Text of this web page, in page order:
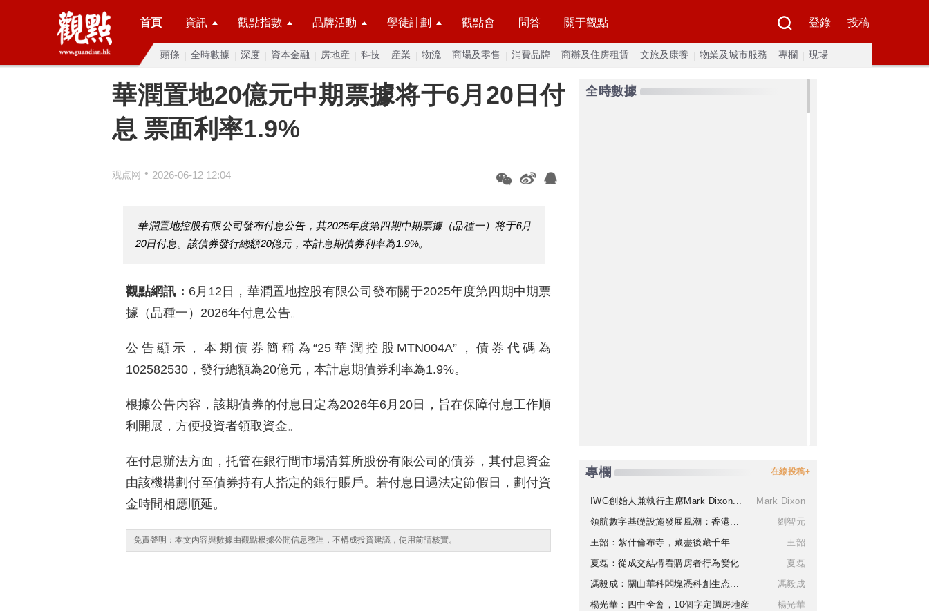
首頁 資訊 觀點指數 品牌活動 學徒計劃 觀點會 問答 關于觀點 登錄 投稿
頭條 全時數據 深度 資本金融 房地産 科技 産業 物流 商場及零售 消費品牌 商辦及住房租賃 文旅及康養 物業及城市服務 專欄 現場
華潤置地20億元中期票據将于6月20日付
息 票面利率1.9%
观点网 • 2026-06-12 12:04
華潤置地控股有限公司發布付息公告，其2025年度第四期中期票據（品種一）将于6月
20日付息。該債券發行總額20億元，本計息期債券利率為1.9%。
觀點網訊： 6月12日，華潤置地控股有限公司發布關于2025年度第四期中期票
據（品種一）2026年付息公告。
公告顯示，本期債券簡稱為“25華潤控股MTN004A”，債券代碼為
102582530，發行總額為20億元，本計息期債券利率為1.9%。
根據公告内容，該期債券的付息日定為2026年6月20日，旨在保障付息工作順
利開展，方便投資者領取資金。
在付息辦法方面，托管在銀行間市場清算所股份有限公司的債券，其付息資金
由該機構劃付至債券持有人指定的銀行賬戶。若付息日遇法定節假日，劃付資
金時間相應順延。
免責聲明：本文内容與數據由觀點根據公開信息整理，不構成投資建議，使用前請核實。
全時數據
專欄 在線投稿+
IWG創始人兼執行主席Mark Dixon...
Mark Dixon
領航數字基礎設施發展風潮：香港...
劉智元
王韶：紮什倫布寺，藏盡後藏千年...
王韶
夏磊：從成交結構看購房者行為變化
夏磊
馮毅成：關山華科闆塊憑科創生态...
馮毅成
楊光華：四中全會，10個字定調房地産
楊光華